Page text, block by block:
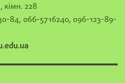
кімн. 228
84, 066-5716240, 096-123-89-